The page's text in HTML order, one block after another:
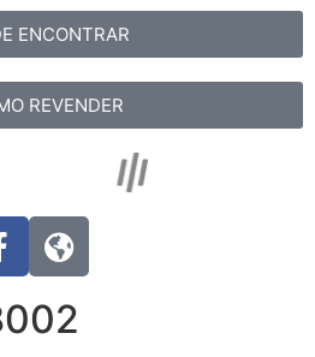
ENCONTRAR
REVENDER